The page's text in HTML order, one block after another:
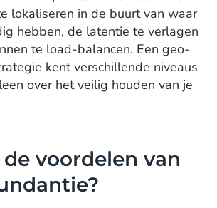
lokaliseren in de buurt van waar
hebben, de latentie te verlagen
te load-balancen. Een geo-
kent verschillende niveaus
over het veilig houden van je
voordelen van